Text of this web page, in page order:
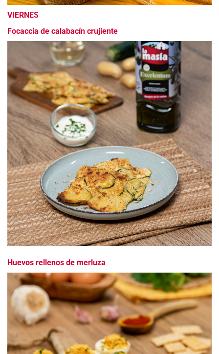
VIERNES
Focaccia de calabacín crujiente
Huevos rellenos de merluza